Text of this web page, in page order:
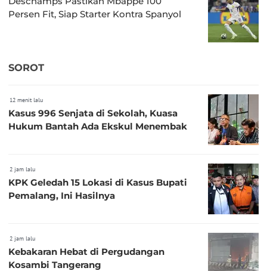
Persen Fit, Siap Starter Kontra Spanyol
SOROT
12 menit lalu
Kasus 996 Senjata di Sekolah, Kuasa
Hukum Bantah Ada Ekskul Menembak
2 jam lalu
KPK Geledah 15 Lokasi di Kasus Bupati
Pemalang, Ini Hasilnya
2 jam lalu
Kebakaran Hebat di Pergudangan
Kosambi Tangerang